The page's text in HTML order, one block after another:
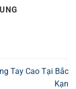
Tay Cao Tại Bắc
Kạn